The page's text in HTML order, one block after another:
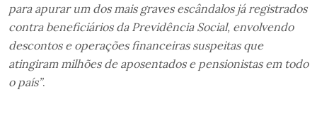
para apurar um dos mais graves escândalos já registrados
contra beneficiários da Previdência Social, envolvendo
descontos e operações financeiras suspeitas que
atingiram milhões de aposentados e pensionistas em todo
o país”.